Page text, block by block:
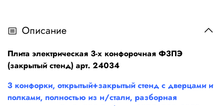
Описание
Плита электрическая 3-х конфорочная Ф3ПЭ
(закрытый стенд) арт. 24034
3 конфорки, открытый+закрытый стенд с дверцами и
полками, полностью из н/стали, разборная